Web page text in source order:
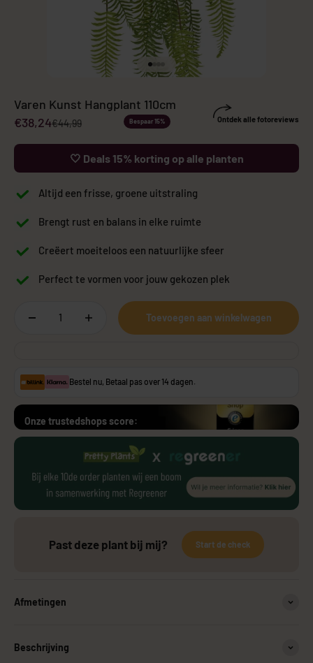
Naar artikel 1
Naar artikel 2
Naar artikel 3
Naar artikel 4
Varen Kunst Hangplant 110cm
Aanbiedingsprijs
€38,24Normale prijs
€44,99 Bespaar 15% Ontdek alle fotoreviews
🤍 Deals 15% korting op alle planten
Altijd een frisse, groene uitstraling
Brengt rust en balans in elke ruimte
Creëert moeiteloos een natuurlijke sfeer
Perfect te vormen voor jouw gekozen plek
Toevoegen aan winkelwagen
Bestel nu, Betaal pas over 14 dagen.
Onze trustedshops score:
Past deze plant bij mij? Start de check
Afmetingen
Beschrijving